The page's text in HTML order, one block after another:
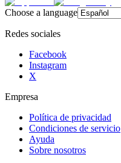
Choose a language
Redes sociales
Facebook
Instagram
X
Empresa
Política de privacidad
Condiciones de servicio
Ayuda
Sobre nosotros